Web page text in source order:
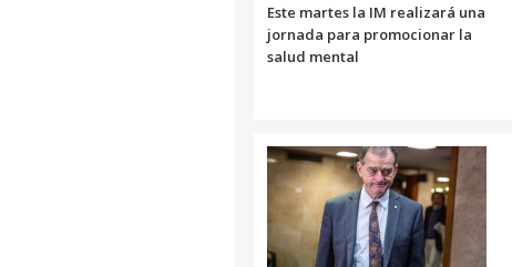
Este martes la IM realizará una
jornada para promocionar la
salud mental